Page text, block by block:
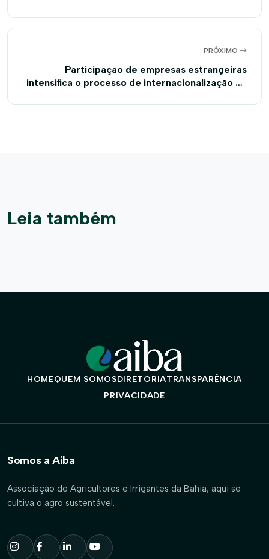
PRÓXIMO
Participação de empresas estrangeiras
intensifica o processo de internacionalização da
Leia também
HOMEQUEM SOMOSDIRETORIATRANSPARÊNCIA
PRIVACIDADE
Somos a Aiba
Associação de Agricultores e Irrigantes da Bahia, aqui se
cultiva o agro sustentável.